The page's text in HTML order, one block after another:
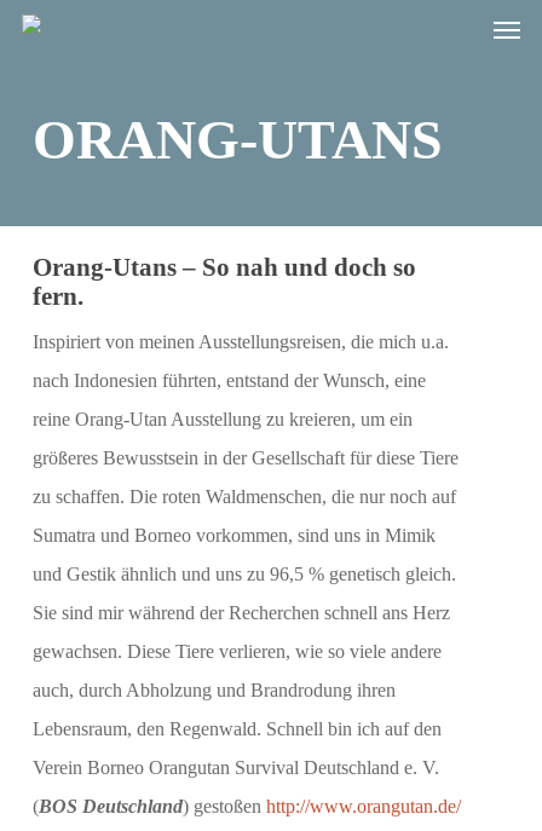
Skip
content
Menu
ORANG-UTANS
Orang-Utans – So nah und doch so
fern.
Inspiriert von meinen Ausstellungsreisen, die mich u.a.
nach Indonesien führten, entstand der Wunsch, eine
reine Orang-Utan Ausstellung zu kreieren, um ein
größeres Bewusstsein in der Gesellschaft für diese Tiere
zu schaffen. Die roten Waldmenschen, die nur noch auf
Sumatra und Borneo vorkommen, sind uns in Mimik
und Gestik ähnlich und uns zu 96,5 % genetisch gleich.
Sie sind mir während der Recherchen schnell ans Herz
gewachsen. Diese Tiere verlieren, wie so viele andere
auch, durch Abholzung und Brandrodung ihren
Lebensraum, den Regenwald. Schnell bin ich auf den
Verein Borneo Orangutan Survival Deutschland e. V.
(BOS Deutschland) gestoßen http://www.orangutan.de/